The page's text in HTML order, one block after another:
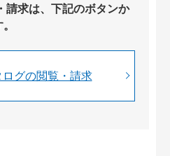
請求は、下記のボタンか
グの閲覧・請求